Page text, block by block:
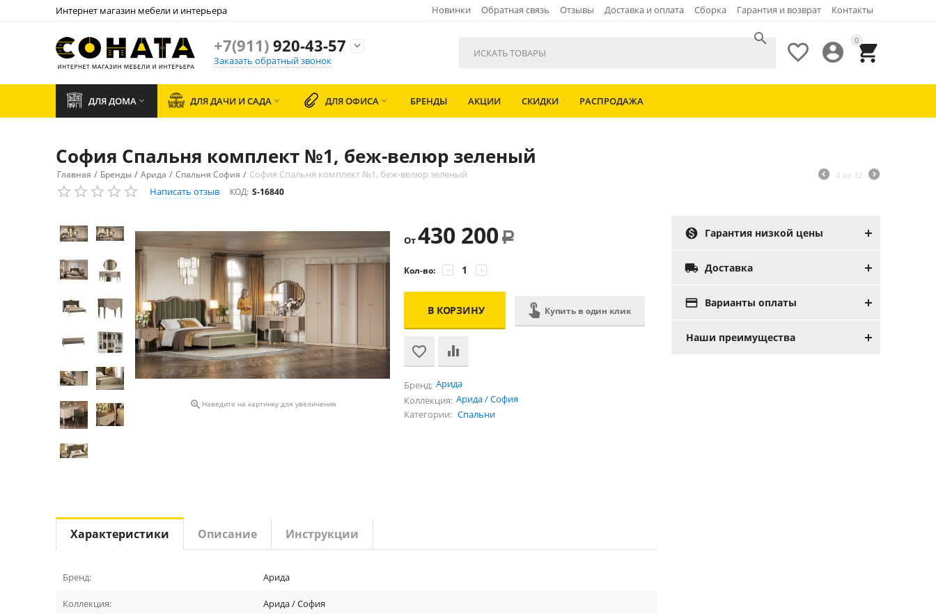
Интернет магазин мебели и интерьера Новинки Обратная связь Отзывы Доставка и оплата Сборка Гарантия и возврат Контакты
+7(911)920-43-57

Заказать обратный звонок
0



ДЛЯ ДОМА  ДЛЯ ДАЧИ И САДА  ДЛЯ ОФИСА  БРЕНДЫ АКЦИИ СКИДКИ РАСПРОДАЖА
София Спальня комплект №1, беж-велюр зеленый
Главная / Бренды / Арида / Спальня София / София Спальня комплект №1, беж-велюр зеленый 4 из 12
Написать отзыв КОД: S-16840
 Наведите на картинку для увеличения
От430 200 Р
Кол-во: +
−
В КОРЗИНУ Купить в один клик
Бренд: Арида
Коллекция: Арида / София
Категории: Спальни
 Гарантия низкой цены
 Доставка
 Варианты оплаты
Наши преимущества
Характеристики Описание Инструкции
Бренд: Арида
Коллекция: Арида / София